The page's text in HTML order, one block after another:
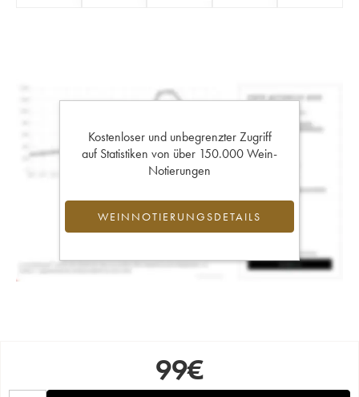
Kostenloser und unbegrenzter Zugriff
auf Statistiken von über 150.000 Wein-
Notierungen
WEINNOTIERUNGSDETAILS
99€